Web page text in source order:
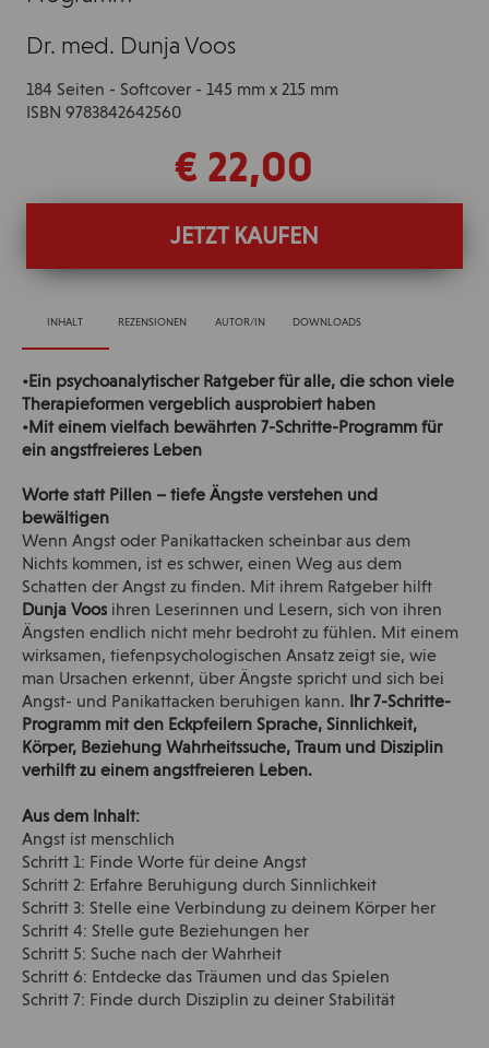
Dr. med. Dunja Voos
184 Seiten - Softcover - 145 mm x 215 mm
ISBN 9783842642560
€ 22,00
JETZT KAUFEN
INHALT REZENSIONEN AUTOR/IN DOWNLOADS
•Ein psychoanalytischer Ratgeber für alle, die schon viele
Therapieformen vergeblich ausprobiert haben
•Mit einem vielfach bewährten 7-Schritte-Programm für
ein angstfreieres Leben
Worte statt Pillen – tiefe Ängste verstehen und
bewältigen
Wenn Angst oder Panikattacken scheinbar aus dem
Nichts kommen, ist es schwer, einen Weg aus dem
Schatten der Angst zu finden. Mit ihrem Ratgeber hilft
Dunja Voosihren Leserinnen und Lesern, sich von ihren
Ängsten endlich nicht mehr bedroht zu fühlen. Mit einem
wirksamen, tiefenpsychologischen Ansatz zeigt sie, wie
man Ursachen erkennt, über Ängste spricht und sich bei
Angst- und Panikattacken beruhigen kann. Ihr 7-Schritte-
Programm mit den Eckpfeilern Sprache, Sinnlichkeit,
Körper, Beziehung Wahrheitssuche, Traum und Disziplin
verhilft zu einem angstfreieren Leben.
Aus dem Inhalt:
Angst ist menschlich
Schritt 1: Finde Worte für deine Angst
Schritt 2: Erfahre Beruhigung durch Sinnlichkeit
Schritt 3: Stelle eine Verbindung zu deinem Körper her
Schritt 4: Stelle gute Beziehungen her
Schritt 5: Suche nach der Wahrheit
Schritt 6: Entdecke das Träumen und das Spielen
Schritt 7: Finde durch Disziplin zu deiner Stabilität